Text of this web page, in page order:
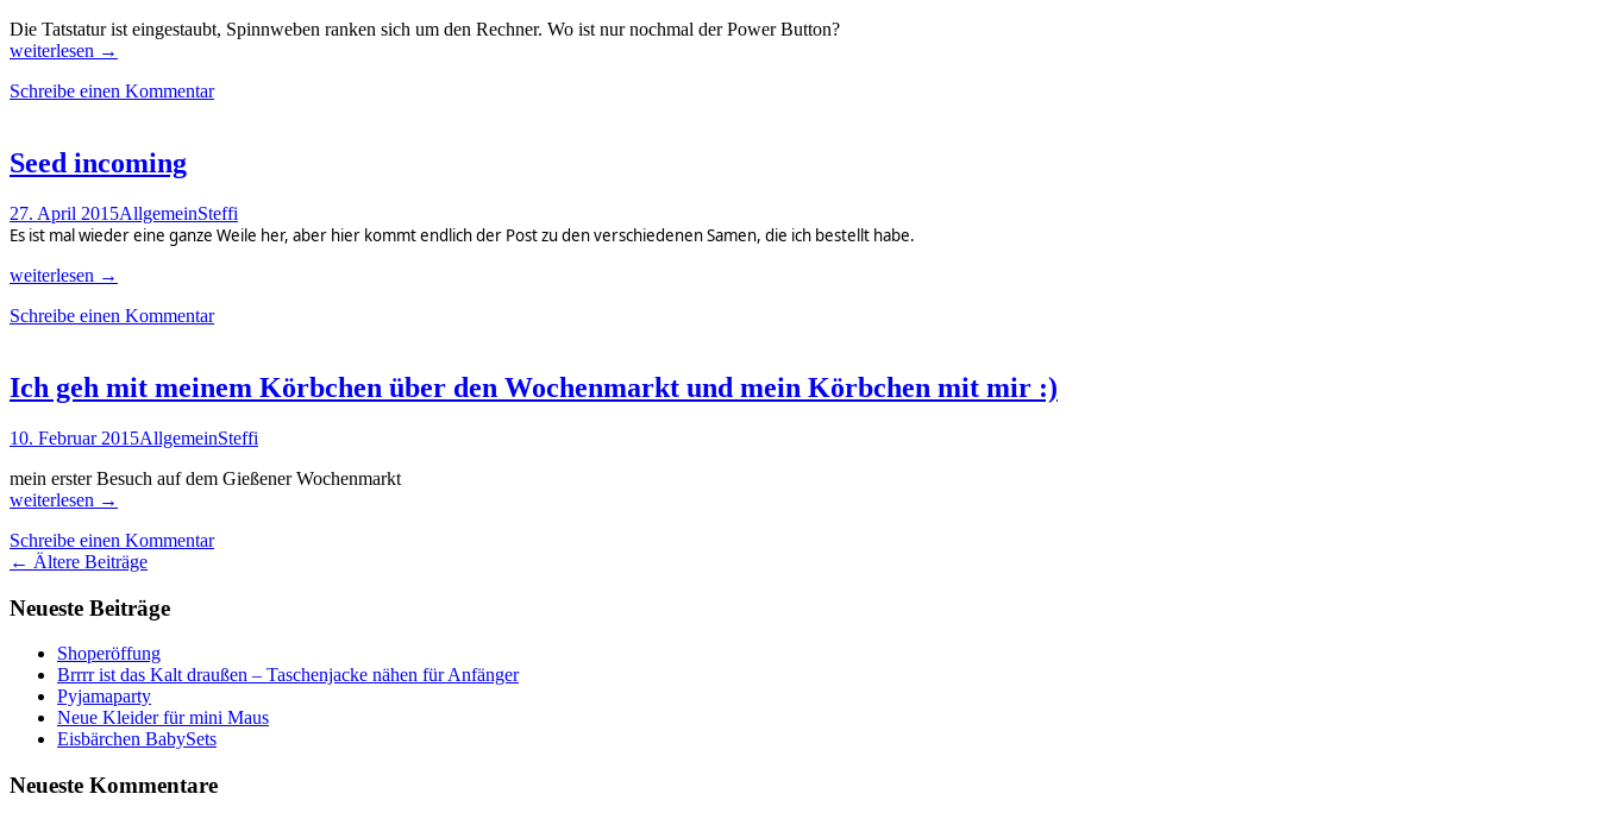
Die Tatstatur ist eingestaubt, Spinnweben ranken sich um den Rechner. Wo ist nur nochmal der Power Button?
Lange
es
weiterlesen →
Schreibe einen Kommentar
Seed incoming
27. April 2015AllgemeinSteffi
Es ist mal wieder eine ganze Weile her, aber hier kommt endlich der Post zu den verschiedenen Samen, die ich bestellt habe.
Seed
weiterlesen →
Schreibe einen Kommentar
Ich geh mit meinem Körbchen über den Wochenmarkt und mein Körbchen mit mir :)
10. Februar 2015AllgemeinSteffi
mein erster Besuch auf dem Gießener Wochenmarkt
Ich
mit
meinem
über
Wochenmarkt
mein
Körbchen
🙂
weiterlesen →
Schreibe einen Kommentar
Beitragsnavigation
← Ältere Beiträge
Neueste Beiträge
Shoperöffung
Brrrr ist das Kalt draußen – Taschenjacke nähen für Anfänger
Pyjamaparty
Neue Kleider für mini Maus
Eisbärchen BabySets
Neueste Kommentare